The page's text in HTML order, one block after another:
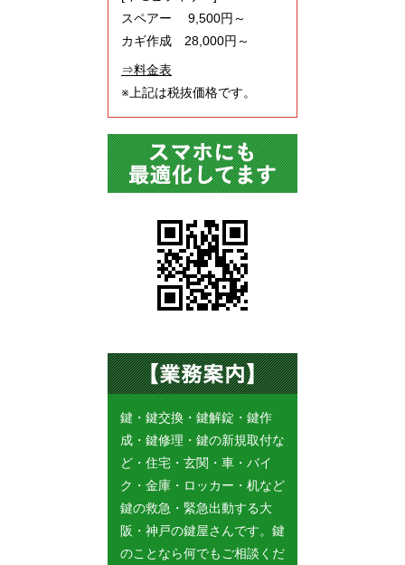
スペアー 9,500円～
カギ作成 28,000円～
⇒料金表
※上記は税抜価格です。
鍵・鍵交換・鍵解錠・鍵作
成・鍵修理・鍵の新規取付な
ど・住宅・玄関・車・バイ
ク・金庫・ロッカー・机など
鍵の救急・緊急出動する大
阪・神戸の鍵屋さんです。鍵
のことなら何でもご相談くだ